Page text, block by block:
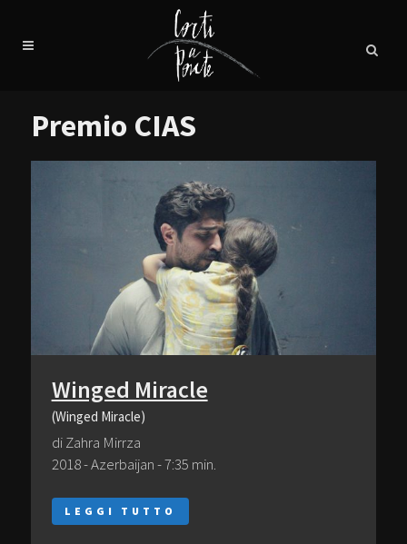
Premio CIAS
Winged Miracle
(Winged Miracle)
di Zahra Mirrza
2018 - Azerbaijan - 7:35 min.
LEGGI TUTTO